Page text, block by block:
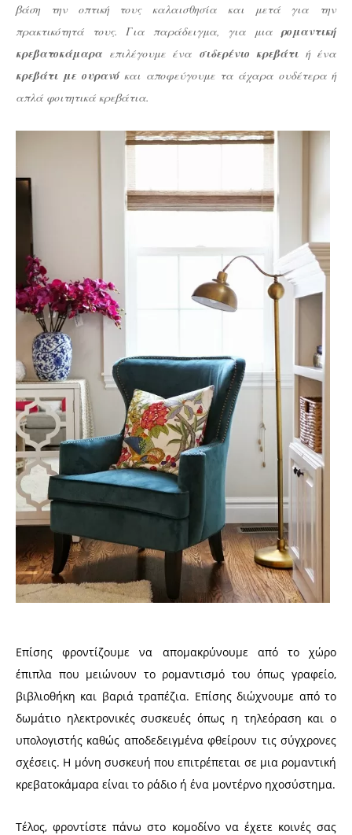
βάση την οπτική τους καλαισθησία και μετά για την
πρακτικότητά τους. Για παράδειγμα, για μια ρομαντική
κρεβατοκάμαρα επιλέγουμε ένα σιδερένιο κρεβάτι ή ένα
κρεβάτι με ουρανόκαι αποφεύγουμε τα άχαρα ουδέτερα ή
απλά φοιτητικά κρεβάτια.
Επίσης φροντίζουμε να απομακρύνουμε από το χώρο
έπιπλα που μειώνουν το ρομαντισμό του όπως γραφείο,
βιβλιοθήκη και βαριά τραπέζια. Επίσης διώχνουμε από το
δωμάτιο ηλεκτρονικές συσκευές όπως η τηλεόραση και ο
υπολογιστής καθώς αποδεδειγμένα φθείρουν τις σύγχρονες
σχέσεις. Η μόνη συσκευή που επιτρέπεται σε μια ρομαντική
κρεβατοκάμαρα είναι το ράδιο ή ένα μοντέρνο ηχοσύστημα.
Τέλος, φροντίστε πάνω στο κομοδίνο να έχετε κοινές σας